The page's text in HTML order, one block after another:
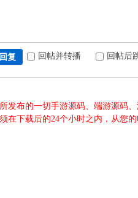
复 回帖并转播 回帖后
发布的一切手游源码、端游源码
在下载后的24个小时之内，从您